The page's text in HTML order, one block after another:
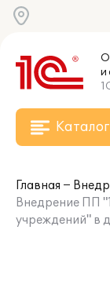
и
Каталог
Главная
Внедрение ПП
учреждений" в